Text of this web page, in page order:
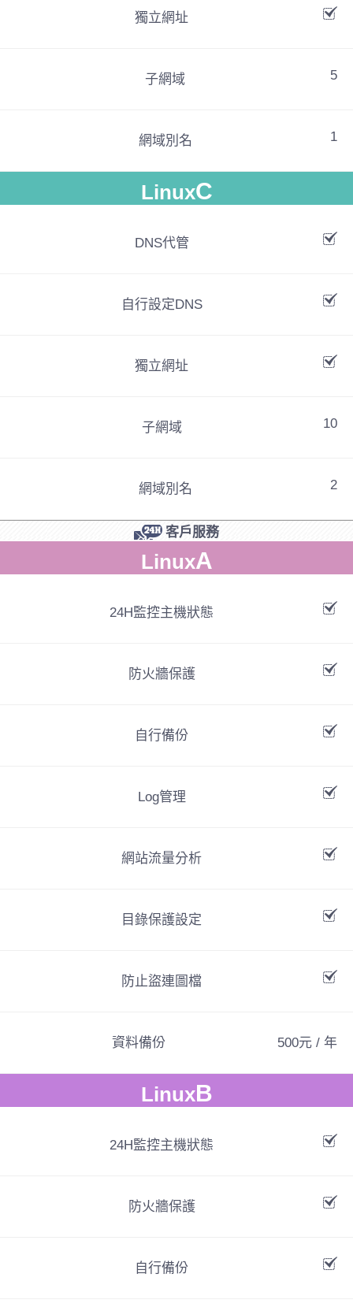
獨立網址
子網域 5
網域別名 1
LinuxC
DNS代管
自行設定DNS
獨立網址
子網域 10
網域別名 2
客戶服務
LinuxA
24H監控主機狀態
防火牆保護
自行備份
Log管理
網站流量分析
目錄保護設定
防止盜連圖檔
資料備份 500元 / 年
LinuxB
24H監控主機狀態
防火牆保護
自行備份